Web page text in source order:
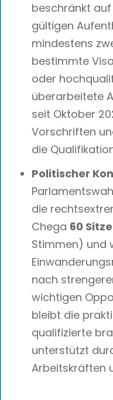
beschränkt
gültigen
mindestens
bestimmte
oder
überarbeitete
seit Oktober
Vorschriften
die
Politischer
die
Chega 60 Sitze
Stimmen) und
nach
wichtigen
bleibt die
qualifizierte
unterstützt
Arbeitskräften